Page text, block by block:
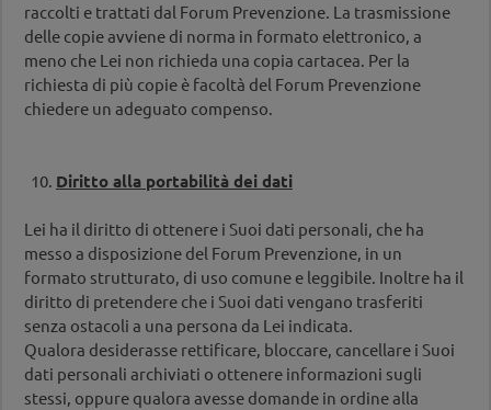
raccolti e trattati dal Forum Prevenzione. La trasmissione
delle copie avviene di norma in formato elettronico, a
meno che Lei non richieda una copia cartacea. Per la
richiesta di più copie è facoltà del Forum Prevenzione
chiedere un adeguato compenso.
10. Diritto alla portabilità dei dati
Lei ha il diritto di ottenere i Suoi dati personali, che ha
messo a disposizione del Forum Prevenzione, in un
formato strutturato, di uso comune e leggibile. Inoltre ha il
diritto di pretendere che i Suoi dati vengano trasferiti
senza ostacoli a una persona da Lei indicata.
Qualora desiderasse rettificare, bloccare, cancellare i Suoi
dati personali archiviati o ottenere informazioni sugli
stessi, oppure qualora avesse domande in ordine alla